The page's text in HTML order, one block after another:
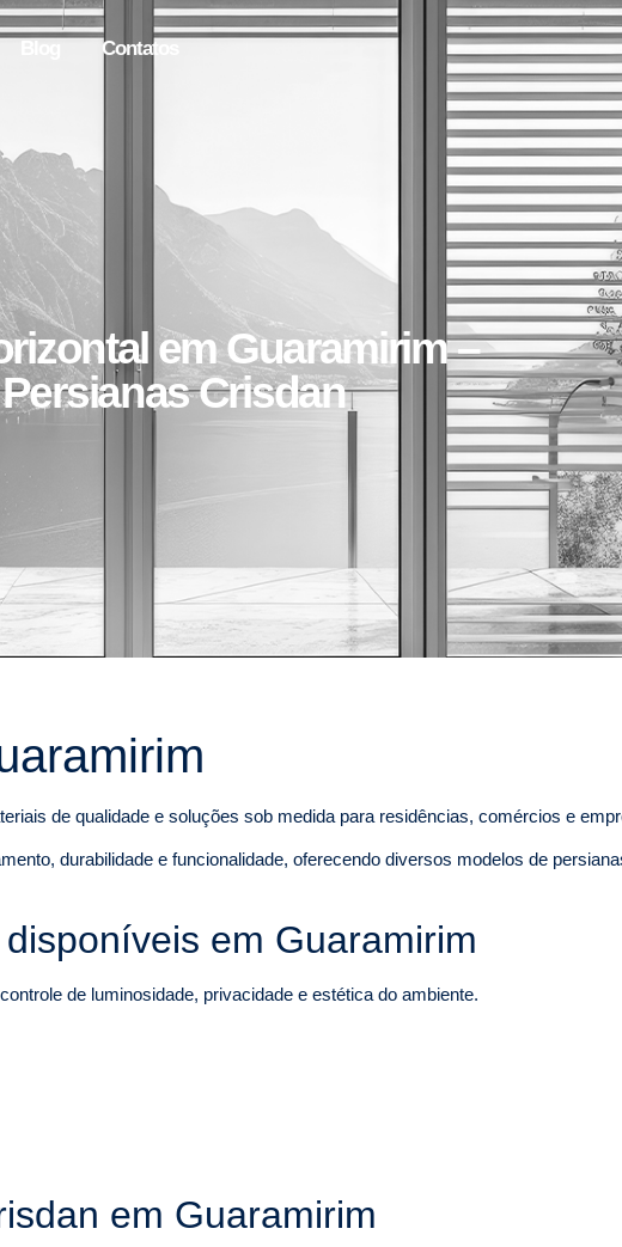
Contatos
em Guaramirim –
Crisdan
de qualidade e soluções sob medida para residências, comércios e
durabilidade e funcionalidade, oferecendo diversos modelos de
em Guaramirim
de luminosidade, privacidade e estética do ambiente.
em Guaramirim